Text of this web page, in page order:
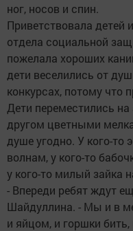
ног, носов и спин.
Приветствовала детей
отдела социальной
пожелала хороших
дети веселились от
конкурсах, потому что
Дети переместились
другом цветными
душе угодно. У кого-
волнам, у кого-то
у кого-то милый зайка
- Впереди ребят ждут
Шайдуллина. - Мы и в
и яйцом, и горшки